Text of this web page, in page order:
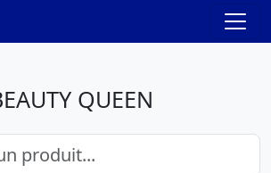
QUEEN